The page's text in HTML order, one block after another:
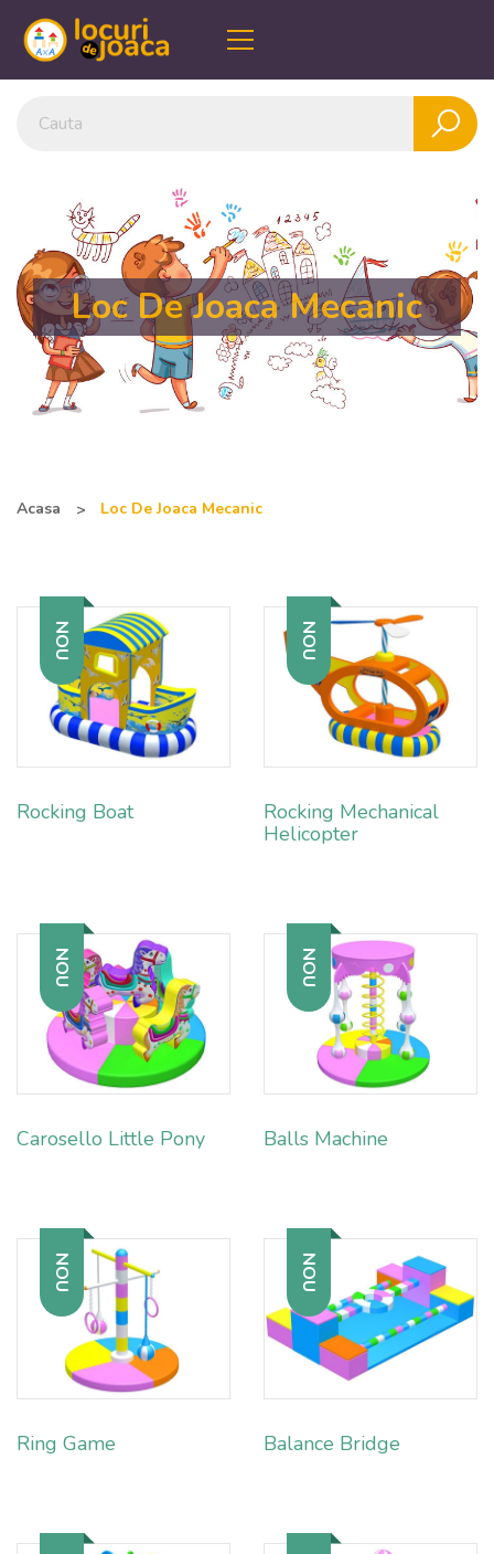
Loc De Joaca Mecanic
Acasa Loc De Joaca Mecanic
NOU
Rocking Boat
NOU
Rocking Mechanical
Helicopter
NOU
Carosello Little Pony
NOU
Balls Machine
NOU
Ring Game
NOU
Balance Bridge